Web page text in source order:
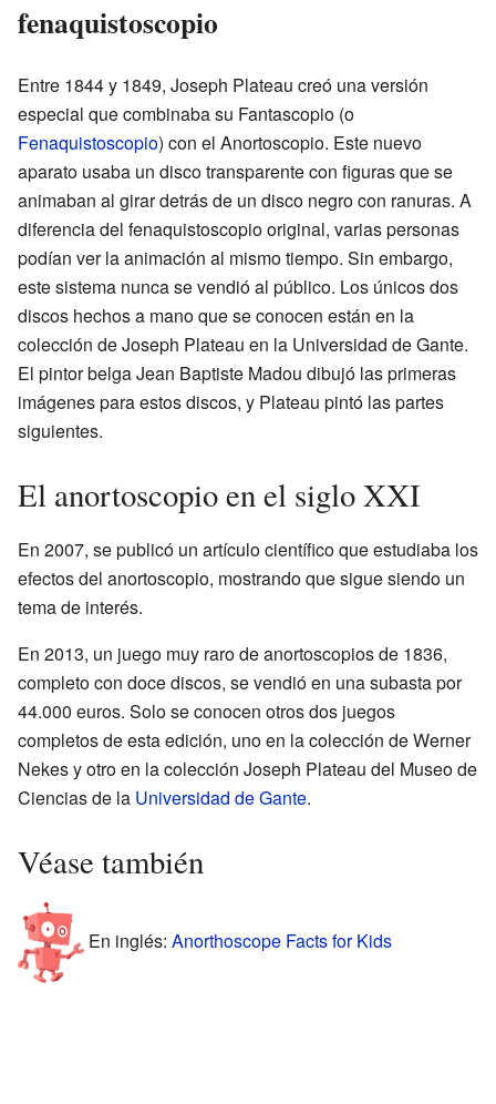
fenaquistoscopio
Entre 1844 y 1849, Joseph Plateau creó una versión
especial que combinaba su Fantascopio (o
Fenaquistoscopio) con el Anortoscopio. Este nuevo
aparato usaba un disco transparente con figuras que se
animaban al girar detrás de un disco negro con ranuras. A
diferencia del fenaquistoscopio original, varias personas
podían ver la animación al mismo tiempo. Sin embargo,
este sistema nunca se vendió al público. Los únicos dos
discos hechos a mano que se conocen están en la
colección de Joseph Plateau en la Universidad de Gante.
El pintor belga Jean Baptiste Madou dibujó las primeras
imágenes para estos discos, y Plateau pintó las partes
siguientes.
El anortoscopio en el siglo XXI
En 2007, se publicó un artículo científico que estudiaba los
efectos del anortoscopio, mostrando que sigue siendo un
tema de interés.
En 2013, un juego muy raro de anortoscopios de 1836,
completo con doce discos, se vendió en una subasta por
44.000 euros. Solo se conocen otros dos juegos
completos de esta edición, uno en la colección de Werner
Nekes y otro en la colección Joseph Plateau del Museo de
Ciencias de la Universidad de Gante.
Véase también
En inglés: Anorthoscope Facts for Kids